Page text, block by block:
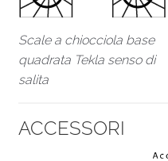
Scale a chiocciola base
quadrata Tekla senso di
salita
ACCESSORI